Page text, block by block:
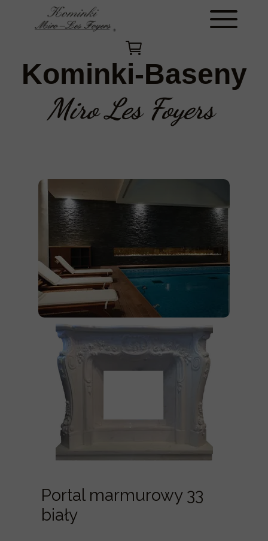
Kominki-Baseny
Miro Les Foyers
Portal marmurowy 33
biały